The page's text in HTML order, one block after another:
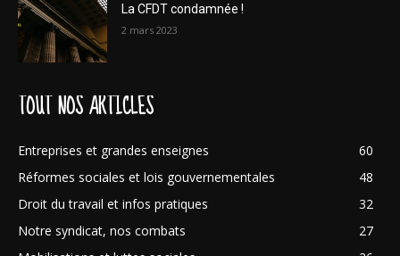
La CFDT condamnée !
2 mars 2023
TOUT NOS ARTICLES
Entreprises et grandes enseignes
60
Réformes sociales et lois gouvernementales
48
Droit du travail et infos pratiques
32
Notre syndicat, nos combats
27